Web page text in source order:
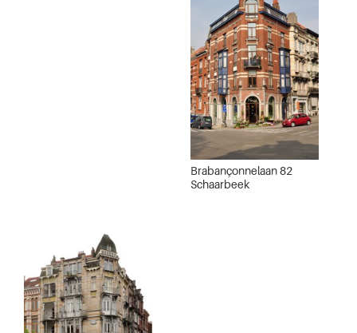
Brabançonnelaan 82
Schaarbeek